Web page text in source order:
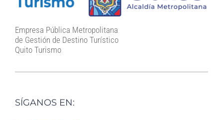
Empresa Pública Metropolitana
de Gestión de Destino Turístico
Quito Turismo
SÍGANOS EN: